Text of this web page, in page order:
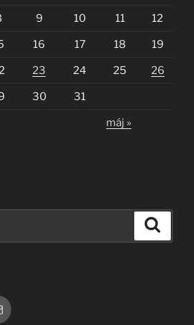
9 10 11 12
16 17 18 19
23 24 25 26
30 31
máj »